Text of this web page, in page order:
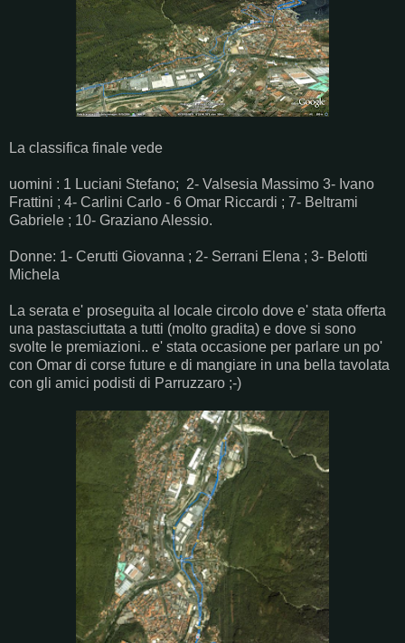
La classifica finale vede
uomini : 1 Luciani Stefano; 2- Valsesia Massimo 3- Ivano
Frattini ; 4- Carlini Carlo - 6 Omar Riccardi ; 7- Beltrami
Gabriele ; 10- Graziano Alessio.
Donne: 1- Cerutti Giovanna ; 2- Serrani Elena ; 3- Belotti
Michela
La serata e' proseguita al locale circolo dove e' stata offerta
una pastasciuttata a tutti (molto gradita) e dove si sono
svolte le premiazioni.. e' stata occasione per parlare un po'
con Omar di corse future e di mangiare in una bella tavolata
con gli amici podisti di Parruzzaro ;-)